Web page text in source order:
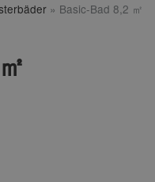
» Basic-Bad 8,2 ㎡